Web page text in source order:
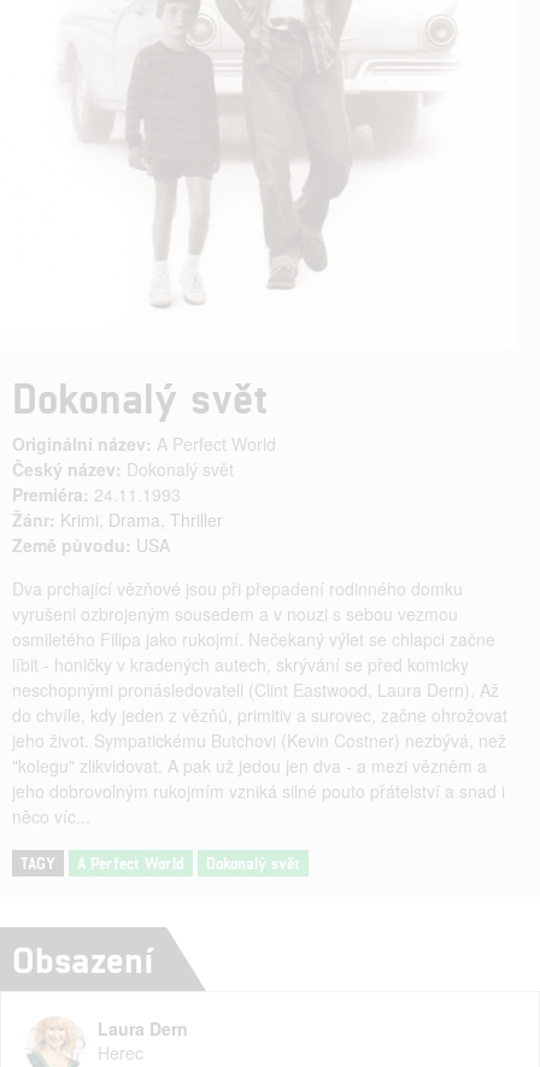
Dokonalý svět
Originální název: A Perfect World
Český název: Dokonalý svět
Premiéra: 24.11.1993
Žánr: Krimi, Drama, Thriller
Země původu: USA
Dva prchající vězňové jsou při přepadení rodinného domku
vyrušeni ozbrojeným sousedem a v nouzi s sebou vezmou
osmiletého Filipa jako rukojmí. Nečekaný výlet se chlapci začne
líbit - honičky v kradených autech, skrývání se před komicky
neschopnými pronásledovateli (Clint Eastwood, Laura Dern). Až
do chvíle, kdy jeden z vězňů, primitiv a surovec, začne ohrožovat
jeho život. Sympatickému Butchovi (Kevin Costner) nezbývá, než
"kolegu" zlikvidovat. A pak už jedou jen dva - a mezi vězněm a
jeho dobrovolným rukojmím vzniká silné pouto přátelství a snad i
něco víc...
TAGY A Perfect World Dokonalý svět
Obsazení
Laura Dern
Herec